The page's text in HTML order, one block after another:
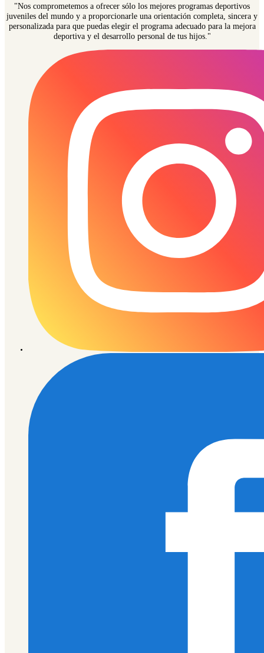
"Nos comprometemos a ofrecer sólo los mejores programas deportivos
juveniles del mundo y a proporcionarle una orientación completa, sincera y
personalizada para que puedas elegir el programa adecuado para la mejora
deportiva y el desarrollo personal de tus hijos."